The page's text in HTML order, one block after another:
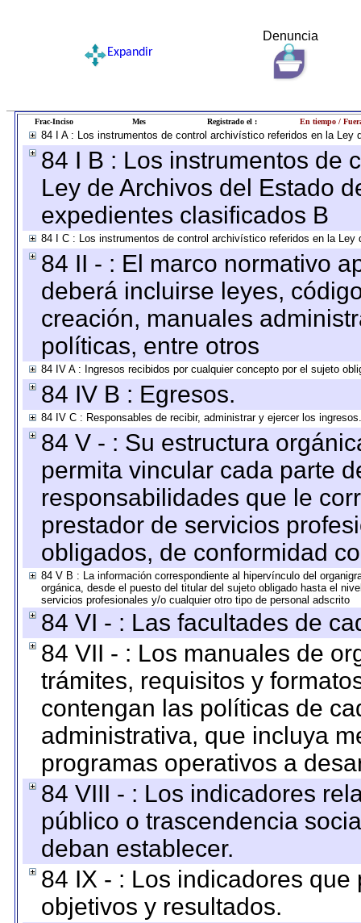
Denuncia
Expandir
Frac-Inciso Mes Registrado el : En tiempo /
84 I A : Los instrumentos de control archivístico referidos en la
84 I B : Los instrumentos de
Ley de Archivos del Estado
expedientes clasificados B
84 I C : Los instrumentos de control archivístico referidos en la
84 II - : El marco normativo
deberá incluirse leyes,
creación, manuales
políticas, entre otros
84 IV A : Ingresos recibidos por cualquier concepto por el sujeto
84 IV B : Egresos.
84 IV C : Responsables de recibir, administrar y ejercer los ingresos.
84 V - : Su estructura
permita vincular cada parte
responsabilidades que le
prestador de servicios
obligados, de conformidad
84 V B : La información correspondiente al hipervínculo del
orgánica, desde el puesto del titular del sujeto obligado hasta el
servicios profesionales y/o cualquier otro tipo de personal adscrito
84 VI - : Las facultades de
84 VII - : Los manuales de
trámites, requisitos y
contengan las políticas de
administrativa, que incluya
programas operativos a
84 VIII - : Los indicadores
público o trascendencia
deban establecer.
84 IX - : Los indicadores
objetivos y resultados.